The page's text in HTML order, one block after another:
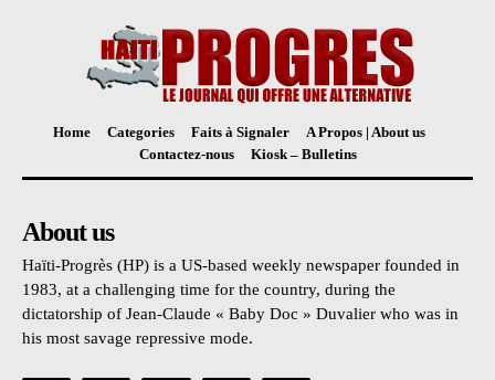
Home Categories Faits à Signaler
A Propos | About us
Contactez-nous
Kiosk – Bulletins
About us
Haïti-Progrès (HP) is a US-based weekly newspaper founded in
1983, at a challenging time for the country, during the
dictatorship of Jean-Claude « Baby Doc » Duvalier who was in
his most savage repressive mode.